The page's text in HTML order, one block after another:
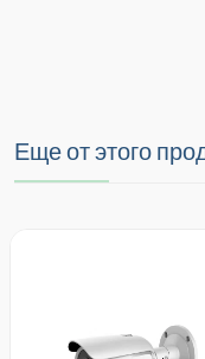
Еще от этого